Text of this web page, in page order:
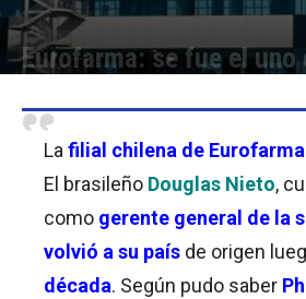
Eurofarma: se fue el uno
La filial chilena de
El brasileño Douglas Nieto,
como gerente general de la
volvió a su país de origen
década. Según pudo saber